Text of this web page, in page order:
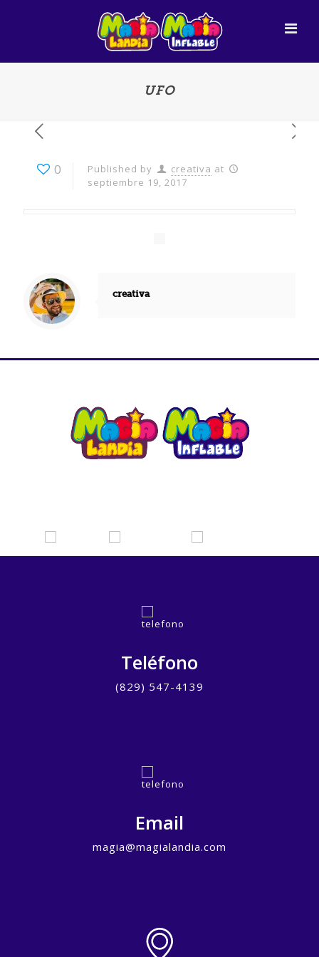
UFO
0 Published by creativa at
septiembre 19, 2017
creativa
Teléfono
(829) 547-4139
Email
magia@magialandia.com